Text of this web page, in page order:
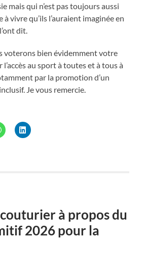
mais qui n’est pas toujours aussi
vivre qu’ils l’auraient imaginée en
dit.
voterons bien évidemment votre
au sport à toutes et à tous à
par la promotion d’un
Je vous remercie.
à propos du
2026 pour la